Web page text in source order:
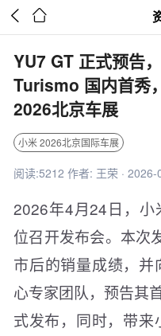
 
YU7 GT 正式预告
Turismo 国内首秀
2026北京车展
小米 2026北京国际车展
阅读:5212 作者: 王荣 ·
2026年4月24日，小
位召开发布会。本次
市后的销量成绩，并
心专家团队，预告其
式发布，同时，带来